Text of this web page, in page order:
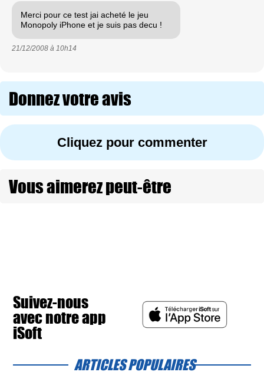
Merci pour ce test jai acheté le jeu
Monopoly iPhone et je suis pas decu !
21/12/2008 à 10h14
Donnez votre avis
Cliquez pour commenter
Vous aimerez peut-être
Suivez-nous
avec notre app
iSoft
ARTICLES POPULAIRES